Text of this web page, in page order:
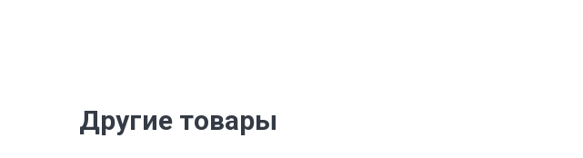
Другие товары